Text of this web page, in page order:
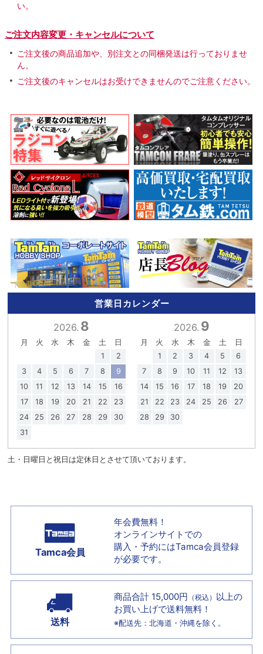
い。
ご注文内容変更・キャンセルについて
ご注文後の商品追加や、別注文との同梱発送は行っておりませ
ん。
ご注文後のキャンセルはお受けできませんのでご注意ください。
営業日カレンダー
2026. 8
月 火 水 木 金 土
日
1
2
3
4 5 6 7 8
9
10
11 12 13 14 15
16
17
18 19 20 21 22
23
24
25 26 27 28 29
30
31
2026. 9
月 火 水 木 金 土
日
1
2 3 4 5
6
7
8 9 10 11 12
13
14
15 16 17 18 19
20
21
22 23 24 25 26
27
28
29 30
土・日曜日と祝日は定休日とさせて頂いております。
Tamca会員
年会費無料！
オンラインサイトでの
購入・予約にはTamca会員登録
が必要です。
送料
商品合計 15,000円 （税込） 以上の
お買い上げで送料無料！
※配送先：北海道・沖縄を除く。